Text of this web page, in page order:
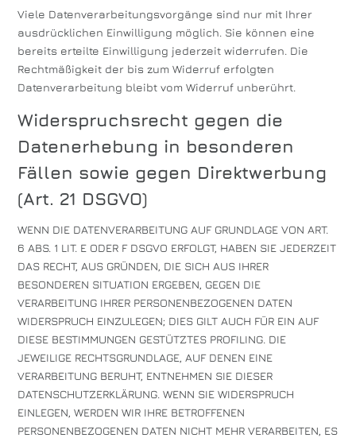
Viele Datenverarbeitungsvorgänge sind nur mit Ihrer
ausdrücklichen Einwilligung möglich. Sie können eine
bereits erteilte Einwilligung jederzeit widerrufen. Die
Rechtmäßigkeit der bis zum Widerruf erfolgten
Datenverarbeitung bleibt vom Widerruf unberührt.
Widerspruchsrecht gegen die
Datenerhebung in besonderen
Fällen sowie gegen Direktwerbung
(Art. 21 DSGVO)
WENN DIE DATENVERARBEITUNG AUF GRUNDLAGE VON ART.
6 ABS. 1 LIT. E ODER F DSGVO ERFOLGT, HABEN SIE JEDERZEIT
DAS RECHT, AUS GRÜNDEN, DIE SICH AUS IHRER
BESONDEREN SITUATION ERGEBEN, GEGEN DIE
VERARBEITUNG IHRER PERSONENBEZOGENEN DATEN
WIDERSPRUCH EINZULEGEN; DIES GILT AUCH FÜR EIN AUF
DIESE BESTIMMUNGEN GESTÜTZTES PROFILING. DIE
JEWEILIGE RECHTSGRUNDLAGE, AUF DENEN EINE
VERARBEITUNG BERUHT, ENTNEHMEN SIE DIESER
DATENSCHUTZERKLÄRUNG. WENN SIE WIDERSPRUCH
EINLEGEN, WERDEN WIR IHRE BETROFFENEN
PERSONENBEZOGENEN DATEN NICHT MEHR VERARBEITEN, ES